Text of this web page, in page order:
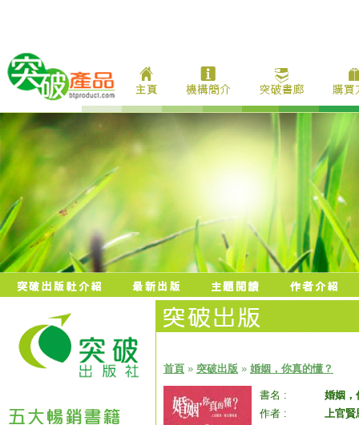
首頁 » 突破出版 » 婚姻，你真的懂？
書名 :
婚姻，
作者 :
上官賢